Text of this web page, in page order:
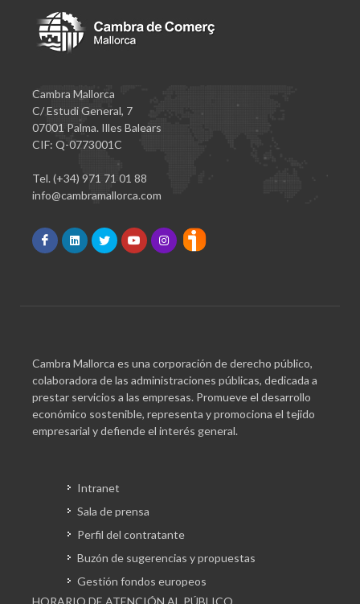
Cambra Mallorca
C/ Estudi General, 7
07001 Palma. Illes Balears
CIF: Q-0773001C
Tel. (+34) 971 71 01 88
info@cambramallorca.com
Cambra Mallorca es una corporación de derecho público,
colaboradora de las administraciones públicas, dedicada a
prestar servicios a las empresas. Promueve el desarrollo
económico sostenible, representa y promociona el tejido
empresarial y defiende el interés general.
Intranet
Sala de prensa
Perfil del contratante
Buzón de sugerencias y propuestas
Gestión fondos europeos
HORARIO DE ATENCIÓN AL PÚBLICO